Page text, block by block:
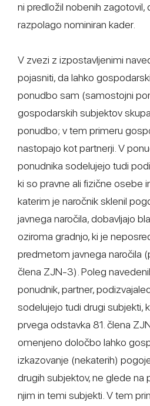
ni predložil nobenih zagotovil,
razpolago nominiran kader.
V zvezi z izpostavljenimi
pojasniti, da lahko
ponudbo sam (samostojni
gospodarskih subjektov
ponudbo; v tem primeru
nastopajo kot partnerji. V
ponudnika sodelujejo tudi
ki so pravne ali fizične osebe
katerim je naročnik sklenil
javnega naročila, dobavljajo
oziroma gradnjo, ki je
predmetom javnega naročila
člena ZJN-3). Poleg
ponudnik, partner,
sodelujejo tudi drugi subjekti,
prvega odstavka 81. člena
omenjeno določbo lahko
izkazovanje (nekaterih)
drugih subjektov, ne glede na
njim in temi subjekti. V tem